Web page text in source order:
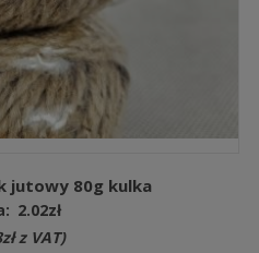
jutowy 80g kulka
2.02zł
złz VAT)